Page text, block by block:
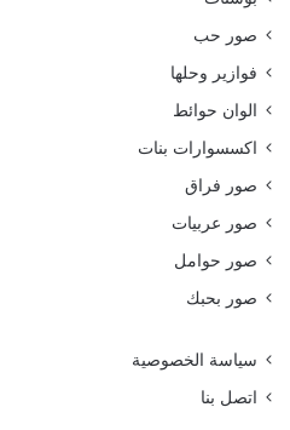
صور حب
فوازير وحلها
الوان حوائط
اكسسوارات بنات
صور فراق
صور عربيات
صور حوامل
صور بحبك
سياسة الخصوصية
اتصل بنا